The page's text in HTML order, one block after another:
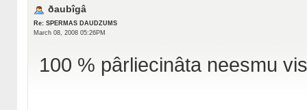
ðaubîgâ
Re: SPERMAS DAUDZUMS
March 08, 2008 05:26PM
100 % pârliecinâta neesmu